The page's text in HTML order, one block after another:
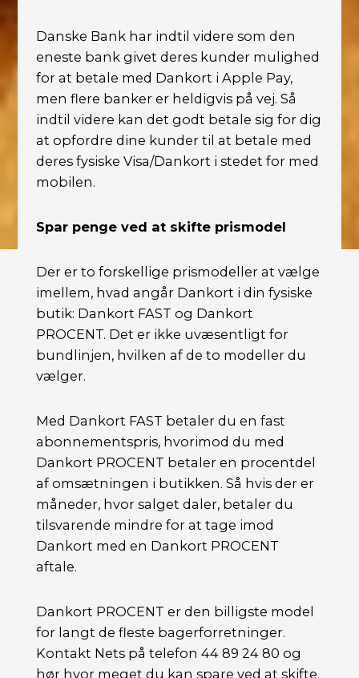
Danske Bank har indtil videre som den
eneste bank givet deres kunder mulighed
for at betale med Dankort i Apple Pay,
men flere banker er heldigvis på vej. Så
indtil videre kan det godt betale sig for dig
at opfordre dine kunder til at betale med
deres fysiske Visa/Dankort i stedet for med
mobilen.
Spar penge ved at skifte prismodel
Der er to forskellige prismodeller at vælge
imellem, hvad angår Dankort i din fysiske
butik: Dankort FAST og Dankort
PROCENT. Det er ikke uvæsentligt for
bundlinjen, hvilken af de to modeller du
vælger.
Med Dankort FAST betaler du en fast
abonnementspris, hvorimod du med
Dankort PROCENT betaler en procentdel
af omsætningen i butikken. Så hvis der er
måneder, hvor salget daler, betaler du
tilsvarende mindre for at tage imod
Dankort med en Dankort PROCENT
aftale.
Dankort PROCENT er den billigste model
for langt de fleste bagerforretninger.
Kontakt Nets på telefon 44 89 24 80 og
hør hvor meget du kan spare ved at skifte.